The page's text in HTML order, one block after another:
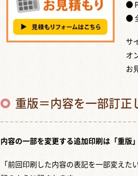
●
●
サ
オ
お
重版＝内容を一部訂正
内容の一部を変更する追加印刷は「重版
「前回印刷した内容の表記を一部変え